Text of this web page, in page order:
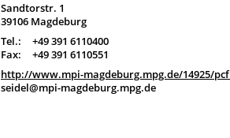
Sandtorstr. 1
39106 Magdeburg
Tel.:
+49 391 6110400
Fax:
+49 391 6110551
http://www.mpi-magdeburg.mpg.de/14925/pcf
seidel@mpi-magdeburg.mpg.de